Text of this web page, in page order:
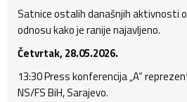
Satnice ostalih današnjih aktivnosti
odnosu kako je ranije najavljeno.
Četvrtak, 28.05.2026.
13:30 Press konferencija „A“
NS/FS BiH, Sarajevo.